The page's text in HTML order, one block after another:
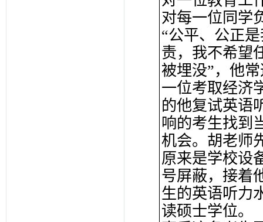
对每一位同学
“公平、公正
责，我不希望
被埋没”，他
一位考取经济
的他复试英语
响的考生找到
机会。胡老师
原来是学校设
号屏蔽，接着
生的英语听力
读硕士学位。